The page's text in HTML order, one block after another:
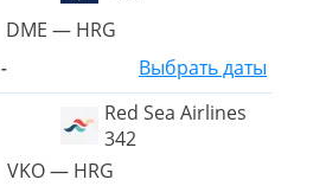
DME — HRG
-
Выбрать даты
Red Sea Airlines
342
VKO — HRG